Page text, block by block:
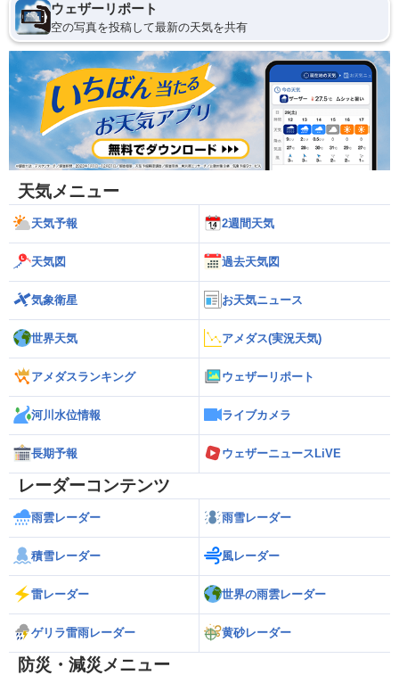
ウェザーリポート
空の写真を投稿して最新の天気を共有
天気メニュー
天気予報 2週間天気
天気図 過去天気図
気象衛星 お天気ニュース
世界天気 アメダス(実況天気)
アメダスランキング ウェザーリポート
河川水位情報 ライブカメラ
長期予報 ウェザーニュースLiVE
レーダーコンテンツ
雨雲レーダー 雨雪レーダー
積雪レーダー 風レーダー
雷レーダー 世界の雨雲レーダー
ゲリラ雷雨レーダー 黄砂レーダー
防災・減災メニュー